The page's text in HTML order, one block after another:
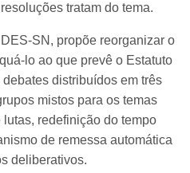
tratam do tema.
SN, propõe reorganizar o
lo ao que prevê o Estatuto
distribuídos em três
mistos para os temas
redefinição do tempo
de remessa automática
deliberativos.